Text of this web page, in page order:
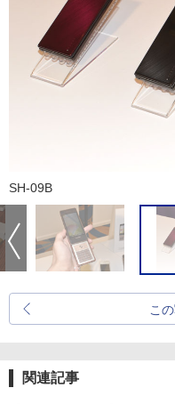
SH-09B
こ
関連記事